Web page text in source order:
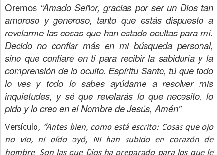
Oremos “Amado Señor, gracias por ser un Dios tan
amoroso y generoso, tanto que estás dispuesto a
revelarme las cosas que han estado ocultas para mí.
Decido no confiar más en mi búsqueda personal,
sino que confiaré en ti para recibir la sabiduría y la
comprensión de lo oculto. Espíritu Santo, tú que todo
lo ves y todo lo sabes ayúdame a resolver mis
inquietudes, y sé que revelarás lo que necesito, lo
pido y lo creo en el Nombre de Jesús, Amén”
Versículo, “Antes bien, como está escrito: Cosas que ojo
no vio, ni oído oyó, Ni han subido en corazón de
hombre, Son las que Dios ha preparado para los que le